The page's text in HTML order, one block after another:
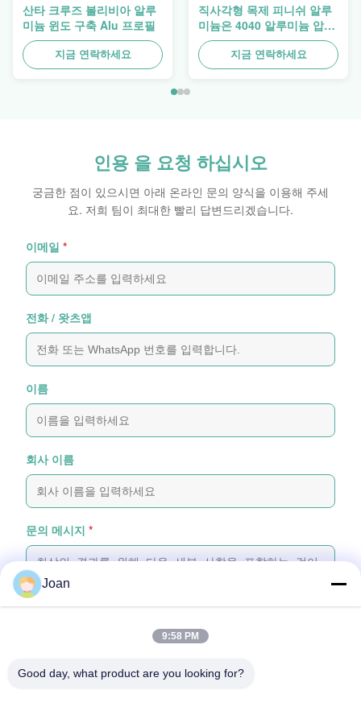
산타 크루즈 볼리비아 알루
미늄 윈도 구축 Alu 프로필
지금 연락하세요
직사각형 목제 피니쉬 알루
미늄은 4040 알루미늄 압출
프로파일을 돋보이게 합니
다
지금 연락하세요
인용 을 요청 하십시오
궁금한 점이 있으시면 아래 온라인 문의 양식을 이용해 주세
요. 저희 팀이 최대한 빨리 답변드리겠습니다.
이메일 *
전화 / 왓츠앱
이름
회사 이름
문의 메시지 *
파일 첨부
Joan
9:58 PM
Good day, what product are you looking for?